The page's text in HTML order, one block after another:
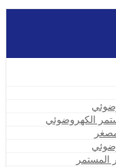
الكهروضوئي
المستمر